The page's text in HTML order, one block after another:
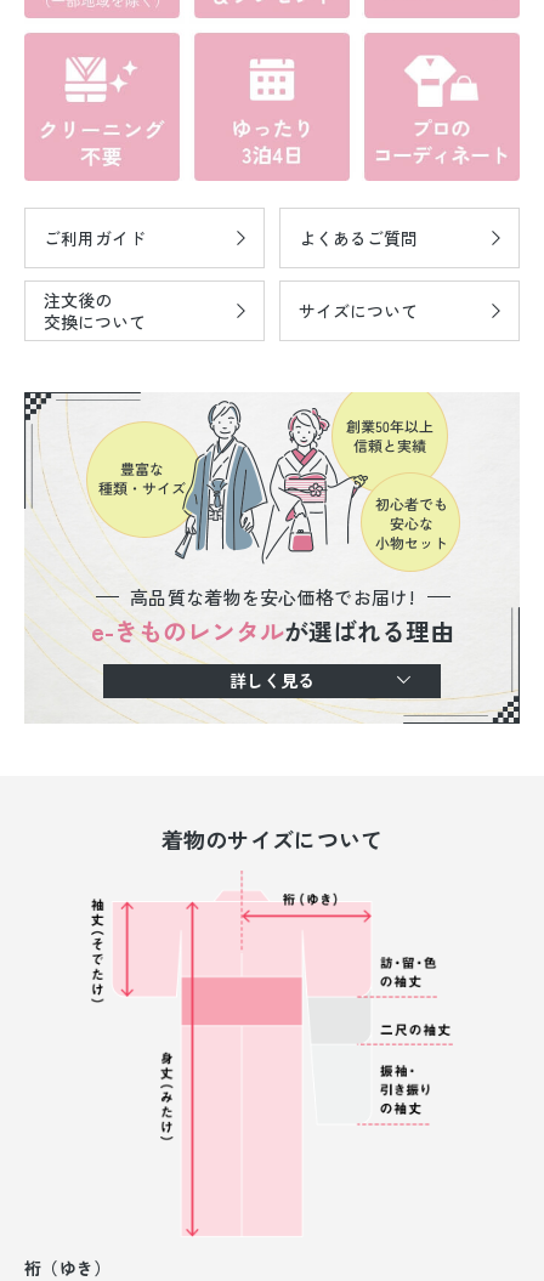
ご利用ガイド よくあるご質問
注文後の
交換について
サイズについて
高品質な着物を安心価格でお届け!
e-きものレンタルが選ばれる理由
詳しく見る
着物のサイズについて
裄（ゆき）